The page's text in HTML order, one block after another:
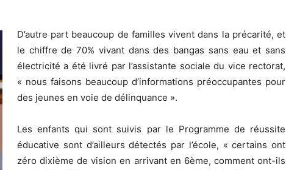
D’autre part beaucoup de familles vivent dans la précarité, et
le chiffre de 70% vivant dans des bangas sans eau et sans
électricité a été livré par l’assistante sociale du vice rectorat,
« nous faisons beaucoup d’informations préoccupantes pour
des jeunes en voie de délinquance ».
Les enfants qui sont suivis par le Programme de réussite
éducative sont d’ailleurs détectés par l’école, « certains ont
zéro dixième de vision en arrivant en 6ème, comment ont-ils